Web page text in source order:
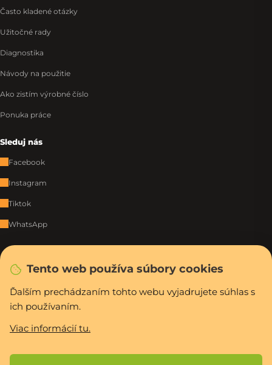
Tento web používa súbory cookies
Ďalším prechádzaním tohto webu vyjadrujete súhlas s
ich používaním.
Viac informácií tu.
Často kladené otázky
Užitočné rady
Diagnostika
Návody na použitie
Ako zistím výrobné číslo
Ponuka práce
Sleduj nás
Facebook
Instagram
Tiktok
WhatsApp
Rýchla a bezpečná platba
Vytvoril Shoptet Premium
Copyright 2026
cookies